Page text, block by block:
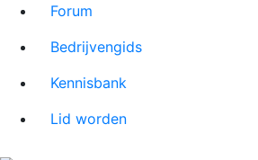
Forum
Bedrijvengids
Kennisbank
Lid worden